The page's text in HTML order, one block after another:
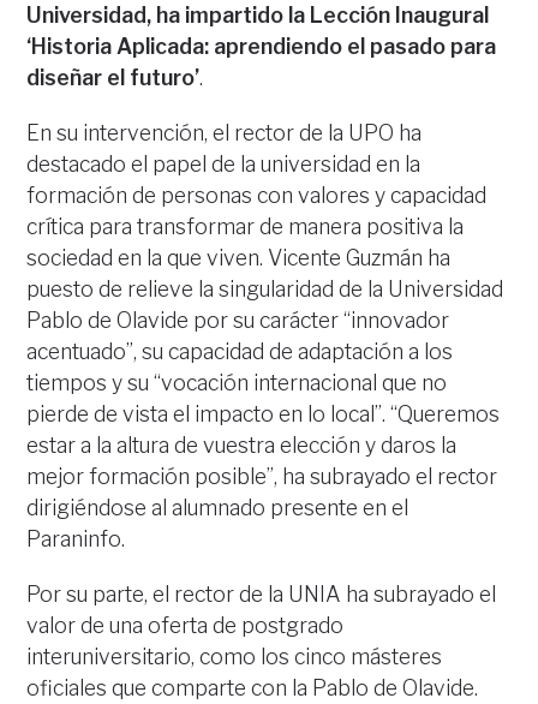
Universidad, ha impartido la Lección Inaugural
‘Historia Aplicada: aprendiendo el pasado para
diseñar el futuro’.
En su intervención, el rector de la UPO ha
destacado el papel de la universidad en la
formación de personas con valores y capacidad
crítica para transformar de manera positiva la
sociedad en la que viven. Vicente Guzmán ha
puesto de relieve la singularidad de la Universidad
Pablo de Olavide por su carácter “innovador
acentuado”, su capacidad de adaptación a los
tiempos y su “vocación internacional que no
pierde de vista el impacto en lo local”. “Queremos
estar a la altura de vuestra elección y daros la
mejor formación posible”, ha subrayado el rector
dirigiéndose al alumnado presente en el
Paraninfo.
Por su parte, el rector de la UNIA ha subrayado el
valor de una oferta de postgrado
interuniversitario, como los cinco másteres
oficiales que comparte con la Pablo de Olavide.